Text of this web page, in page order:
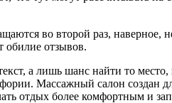
во второй раз,
обилие отзывов.
а лишь шанс найти то
Массажный салон
отдых более комфортным и